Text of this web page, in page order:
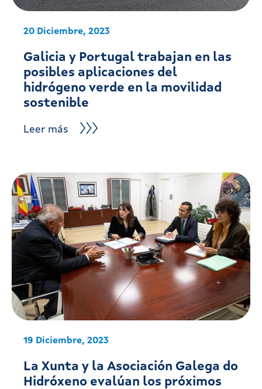
20 Diciembre, 2023
Galicia y Portugal trabajan en las
posibles aplicaciones del
hidrógeno verde en la movilidad
sostenible
Leer más
19 Diciembre, 2023
La Xunta y la Asociación Galega do
Hidróxeno evalúan los próximos